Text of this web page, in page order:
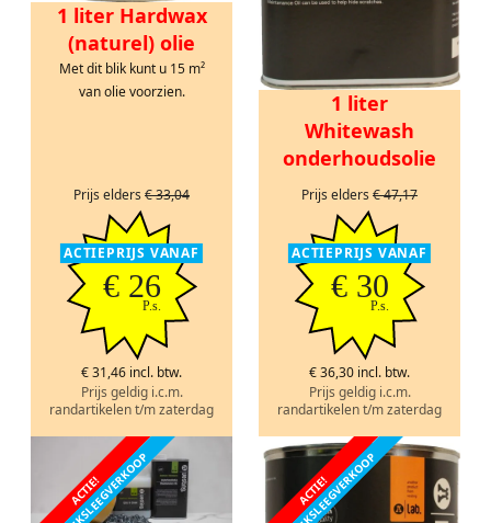
1 liter Hardwax
(naturel) olie
Met dit blik kunt u 15 m²
van olie voorzien.
Prijs elders € 33,04
ACTIEPRIJS VANAF
€ 26
P.s.
€ 31,46 incl. btw.
Prijs geldig i.c.m.
randartikelen t/m zaterdag
1 liter
Whitewash
onderhoudsolie
Prijs elders € 47,17
ACTIEPRIJS VANAF
€ 30
P.s.
€ 36,30 incl. btw.
Prijs geldig i.c.m.
randartikelen t/m zaterdag
ACTIE! ACTIE!